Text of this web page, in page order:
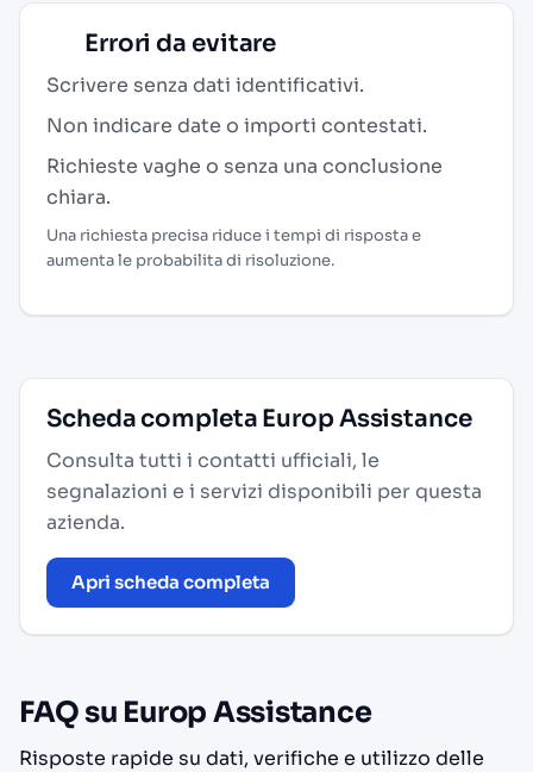
Errori da evitare
Scrivere senza dati identificativi.
Non indicare date o importi contestati.
Richieste vaghe o senza una conclusione
chiara.
Una richiesta precisa riduce i tempi di risposta e
aumenta le probabilita di risoluzione.
Scheda completa Europ Assistance
Consulta tutti i contatti ufficiali, le
segnalazioni e i servizi disponibili per questa
azienda.
Apri scheda completa
FAQ su Europ Assistance
Risposte rapide su dati, verifiche e utilizzo delle